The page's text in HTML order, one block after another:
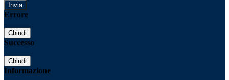
Errore
Chiudi
Successo
Chiudi
Informazione